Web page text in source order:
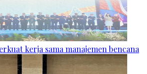
kerja sama manajemen bencana